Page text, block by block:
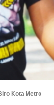
Kota Metro